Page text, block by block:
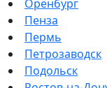
Оренбург
Пенза
Пермь
Петрозаводск
Подольск